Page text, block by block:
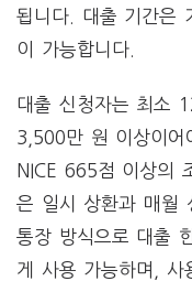
됩니다. 대출 기간은
이 가능합니다​.
대출 신청자는 최소
3,500만 원 이상이
NICE 665점 이상의
은 일시 상환과 매월
통장 방식으로 대출
게 사용 가능하며, 사